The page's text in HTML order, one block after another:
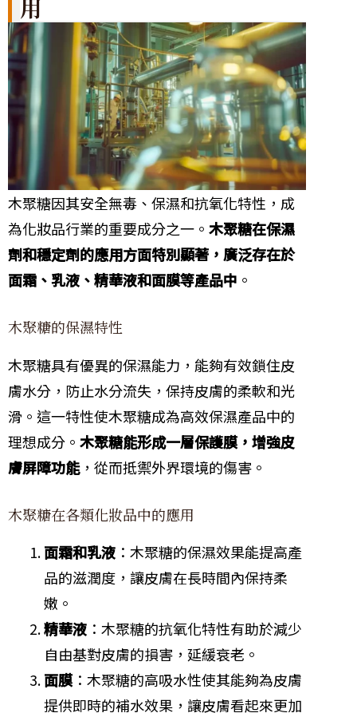
用
木聚糖因其安全無毒、保濕和抗氧化特性，成
為化妝品行業的重要成分之一。 木聚糖在保濕
劑和穩定劑的應用方面特別顯著，廣泛存在於
面霜、乳液、精華液和面膜等產品中 。
木聚糖的保濕特性
木聚糖具有優異的保濕能力，能夠有效鎖住皮
膚水分，防止水分流失，保持皮膚的柔軟和光
滑。這一特性使木聚糖成為高效保濕產品中的
理想成分。 木聚糖能形成一層保護膜，增強皮
膚屏障功能，從而抵禦外界環境的傷害。
木聚糖在各類化妝品中的應用
面霜和乳液 ：木聚糖的保濕效果能提高產
品的滋潤度，讓皮膚在長時間內保持柔
嫩。
精華液 ：木聚糖的抗氧化特性有助於減少
自由基對皮膚的損害，延緩衰老。
面膜 ：木聚糖的高吸水性使其能夠為皮膚
提供即時的補水效果，讓皮膚看起來更加